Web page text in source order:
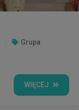
Grupa
WIĘCEJ